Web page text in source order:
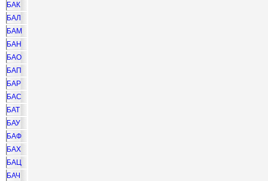
БАК
БАЛ
БАМ
БАН
БАО
БАП
БАР
БАС
БАТ
БАУ
БАФ
БАХ
БАЦ
БАЧ